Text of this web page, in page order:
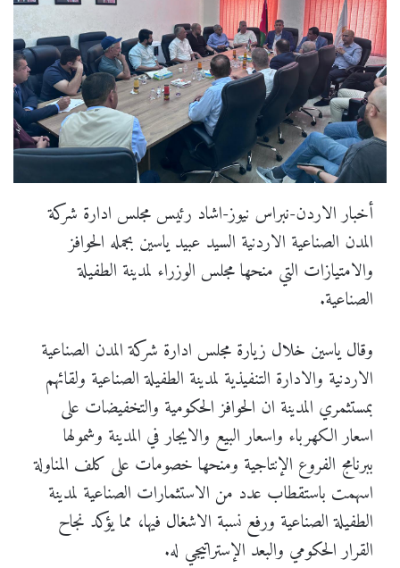
أخبار الاردن-نبراس نيوز-اشاد رئيس مجلس ادارة شركة
المدن الصناعية الاردنية السيد عبيد ياسين بجمله الحوافز
والامتيازات التي منحها مجلس الوزراء لمدينة الطفيلة
الصناعية.
وقال ياسين خلال زيارة مجلس ادارة شركة المدن الصناعية
الاردنية والادارة التنفيذية لمدينة الطفيلة الصناعية ولقائهم
بمستثمري المدينة ان الحوافز الحكومية والتخفيضات على
اسعار الكهرباء واسعار البيع والايجار في المدينة وشمولها
ببرنامج الفروع الإنتاجية ومنحها خصومات على كلف المناولة
اسهمت باستقطاب عدد من الاستثمارات الصناعية لمدينة
الطفيلة الصناعية ورفع نسبة الاشغال فيها، مما يؤكد نجاح
القرار الحكومي والبعد الإستراتيجي له.